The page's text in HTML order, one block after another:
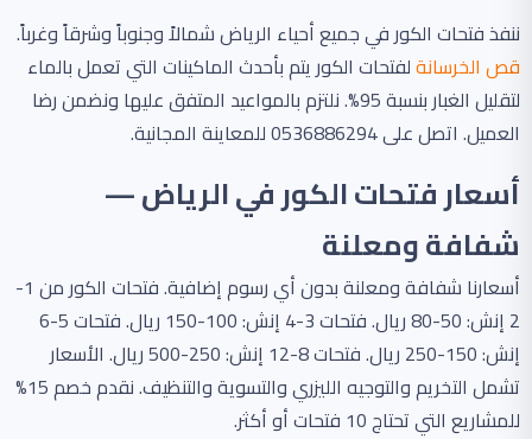
ننفذ فتحات الكور في جميع أحياء الرياض شمالاً وجنوباً وشرقاً وغرباً.
قص الخرسانةلفتحات الكور يتم بأحدث الماكينات التي تعمل بالماء
لتقليل الغبار بنسبة 95%. نلتزم بالمواعيد المتفق عليها ونضمن رضا
العميل. اتصل على 0536886294 للمعاينة المجانية.
أسعار فتحات الكور في الرياض —
شفافة ومعلنة
أسعارنا شفافة ومعلنة بدون أي رسوم إضافية. فتحات الكور من 1-
2 إنش: 50-80 ريال. فتحات 3-4 إنش: 100-150 ريال. فتحات 5-6
إنش: 150-250 ريال. فتحات 8-12 إنش: 250-500 ريال. الأسعار
تشمل التخريم والتوجيه الليزري والتسوية والتنظيف. نقدم خصم 15%
للمشاريع التي تحتاج 10 فتحات أو أكثر.